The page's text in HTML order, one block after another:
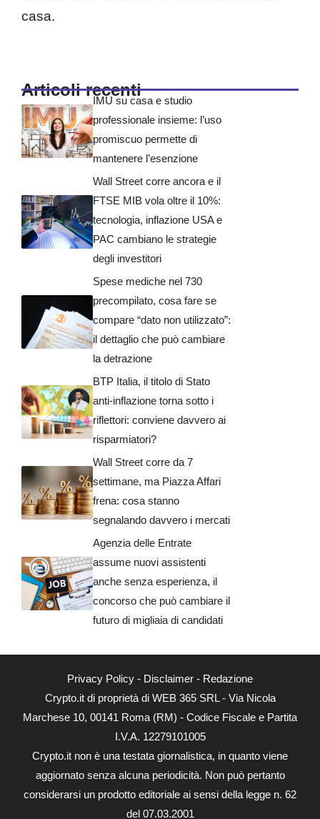
casa.
Articoli recenti
IMU su casa e studio
professionale insieme: l’uso
promiscuo permette di
mantenere l’esenzione
Wall Street corre ancora e il
FTSE MIB vola oltre il 10%:
tecnologia, inflazione USA e
PAC cambiano le strategie
degli investitori
Spese mediche nel 730
precompilato, cosa fare se
compare “dato non utilizzato”:
il dettaglio che può cambiare
la detrazione
BTP Italia, il titolo di Stato
anti-inflazione torna sotto i
riflettori: conviene davvero ai
risparmiatori?
Wall Street corre da 7
settimane, ma Piazza Affari
frena: cosa stanno
segnalando davvero i mercati
Agenzia delle Entrate
assume nuovi assistenti
anche senza esperienza, il
concorso che può cambiare il
futuro di migliaia di candidati
Privacy Policy - Disclaimer - Redazione
Crypto.it di proprietà di WEB 365 SRL - Via Nicola
Marchese 10, 00141 Roma (RM) - Codice Fiscale e Partita
I.V.A. 12279101005
Crypto.it non è una testata giornalistica, in quanto viene
aggiornato senza alcuna periodicità. Non può pertanto
considerarsi un prodotto editoriale ai sensi della legge n. 62
del 07.03.2001